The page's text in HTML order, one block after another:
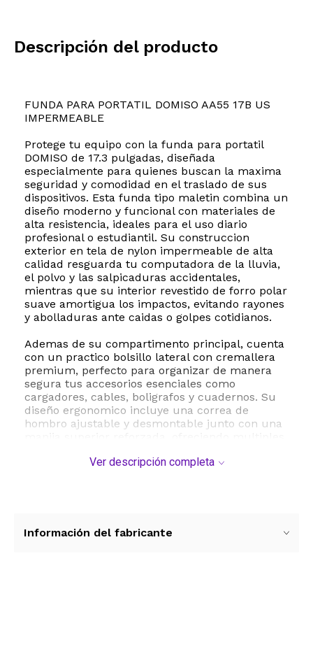
Descripción del producto
FUNDA PARA PORTATIL DOMISO AA55 17B US
IMPERMEABLE
Protege tu equipo con la funda para portatil
DOMISO de 17.3 pulgadas, diseñada
especialmente para quienes buscan la maxima
seguridad y comodidad en el traslado de sus
dispositivos. Esta funda tipo maletin combina un
diseño moderno y funcional con materiales de
alta resistencia, ideales para el uso diario
profesional o estudiantil. Su construccion
exterior en tela de nylon impermeable de alta
calidad resguarda tu computadora de la lluvia,
el polvo y las salpicaduras accidentales,
mientras que su interior revestido de forro polar
suave amortigua los impactos, evitando rayones
y abolladuras ante caidas o golpes cotidianos.
Ademas de su compartimento principal, cuenta
con un practico bolsillo lateral con cremallera
premium, perfecto para organizar de manera
segura tus accesorios esenciales como
cargadores, cables, boligrafos y cuadernos. Su
diseño ergonomico incluye una correa de
hombro ajustable y desmontable junto con una
dimensiones internas de 440 x 310 x 30 mm, es
para mantener tu tecnologia protegida en todo
Ver descripción completa
Información del fabricante